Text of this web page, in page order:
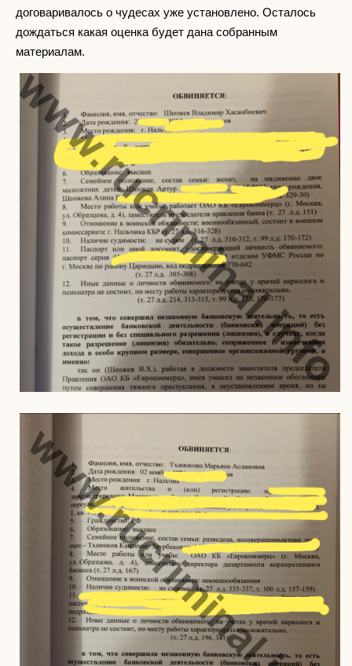
договаривалось о чудесах уже установлено. Осталось
дождаться какая оценка будет дана собранным
материалам.